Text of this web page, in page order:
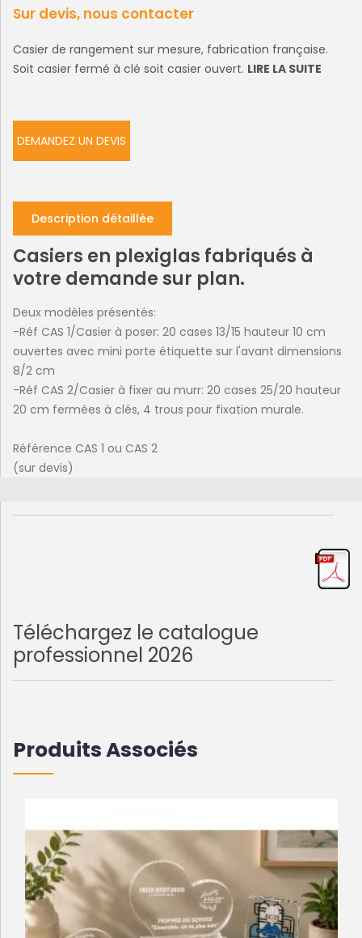
Sur devis, nous contacter
Casier de rangement sur mesure, fabrication française.
Soit casier fermé à clé soit casier ouvert. LIRE LA SUITE
DEMANDEZ UN DEVIS
Description détaillée
Casiers en plexiglas fabriqués à
votre demande sur plan.
Deux modèles présentés:
-Réf CAS 1/Casier à poser: 20 cases 13/15 hauteur 10 cm
ouvertes avec mini porte étiquette sur l'avant dimensions
8/2 cm
-Réf CAS 2/Casier à fixer au murr: 20 cases 25/20 hauteur
20 cm fermées à clés, 4 trous pour fixation murale.
Référence CAS 1 ou CAS 2
(sur devis)
Téléchargez le catalogue
professionnel 2026
Produits Associés